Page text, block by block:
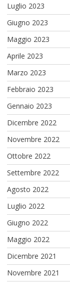
Luglio 2023
Giugno 2023
Maggio 2023
Aprile 2023
Marzo 2023
Febbraio 2023
Gennaio 2023
Dicembre 2022
Novembre 2022
Ottobre 2022
Settembre 2022
Agosto 2022
Luglio 2022
Giugno 2022
Maggio 2022
Dicembre 2021
Novembre 2021